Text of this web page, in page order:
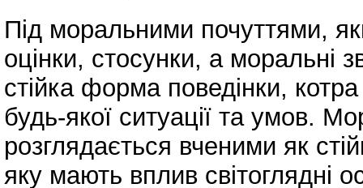
Під моральними почуттями,
оцінки, стосунки, а моральні
стійка форма поведінки,
будь-якої ситуації та умов.
розглядається вченими як
яку мають вплив світоглядні